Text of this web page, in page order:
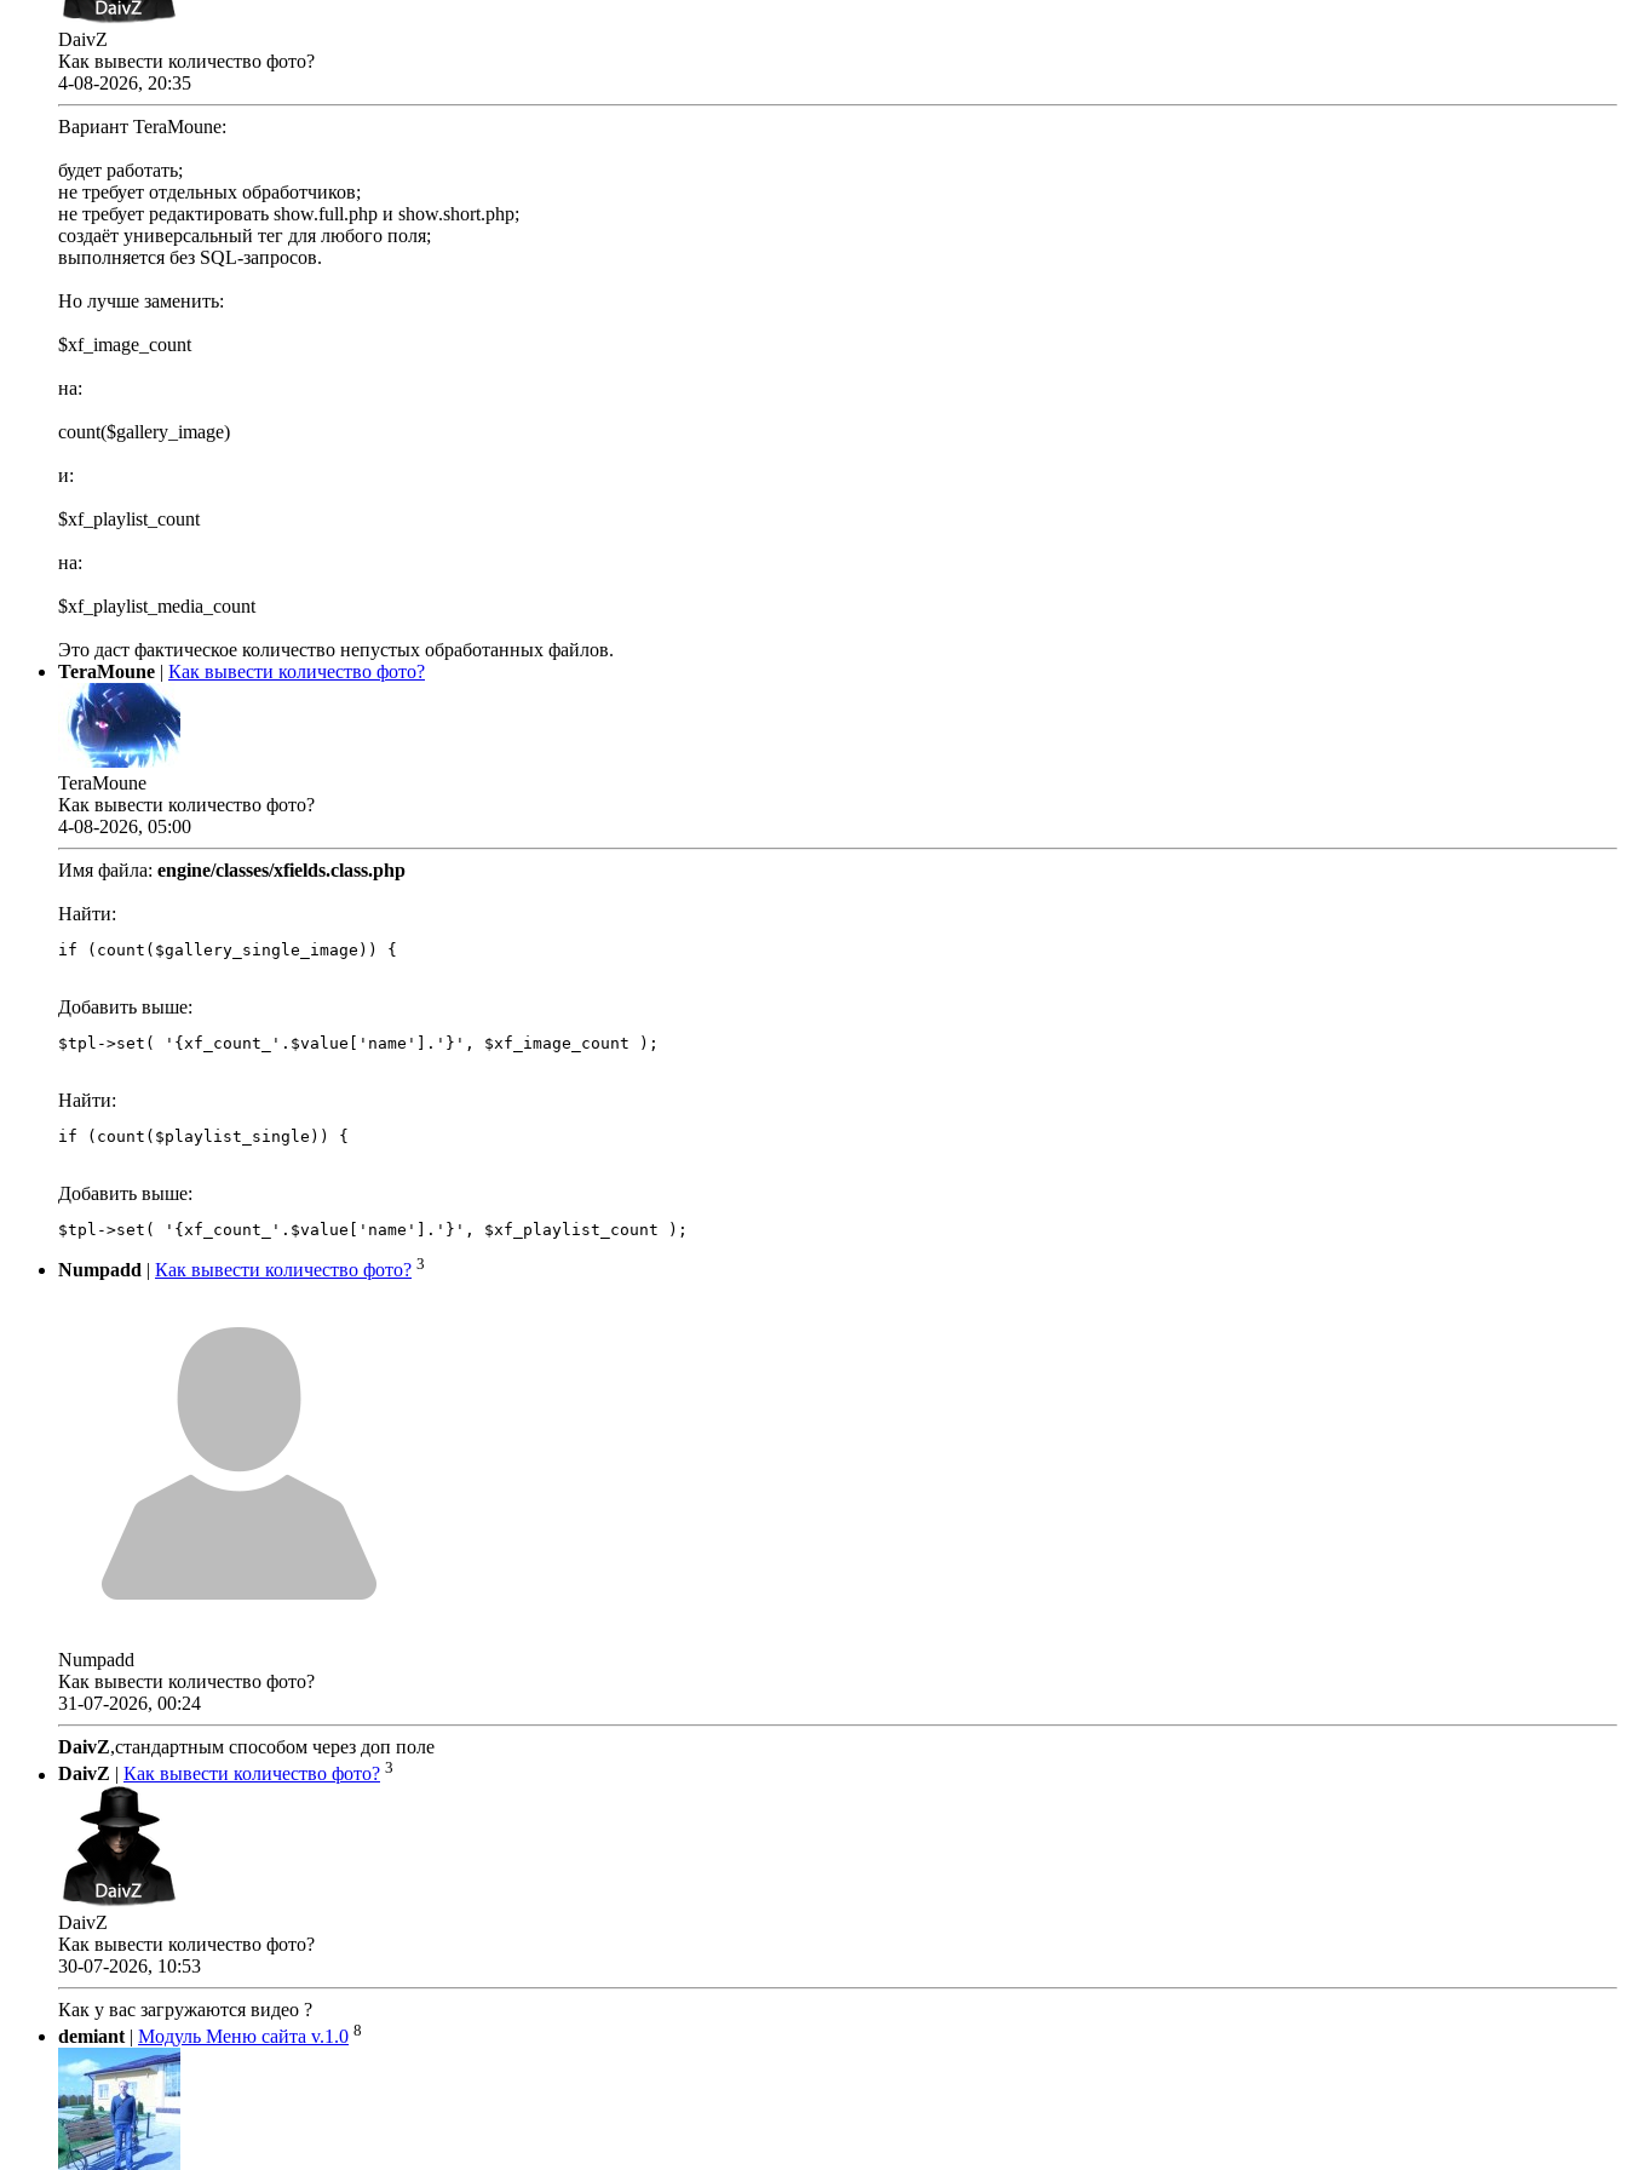
DaivZ
Как вывести количество фото?
4-08-2026, 20:35
Вариант TeraMoune:
будет работать;
не требует отдельных обработчиков;
не требует редактировать show.full.php и show.short.php;
создаёт универсальный тег для любого поля;
выполняется без SQL-запросов.
Но лучше заменить:
$xf_image_count
на:
count($gallery_image)
и:
$xf_playlist_count
на:
$xf_playlist_media_count
Это даст фактическое количество непустых обработанных файлов.
TeraMoune | Как вывести количество фото?
TeraMoune
Как вывести количество фото?
4-08-2026, 05:00
Имя файла: engine/classes/xfields.class.php
Найти:
if (count($gallery_single_image)) {
Добавить выше:
Найти:
if (count($playlist_single)) {
Добавить выше:
Numpadd Как вывести количество фото? 3
Numpadd
Как вывести количество фото?
31-07-2026, 00:24
DaivZ,стандартным способом через доп поле
DaivZ
Как вывести количество фото? 3
DaivZ
Как вывести количество фото?
30-07-2026, 10:53
Как у вас загружаются видео ?
demiant | Модуль Меню сайта v.1.0 8